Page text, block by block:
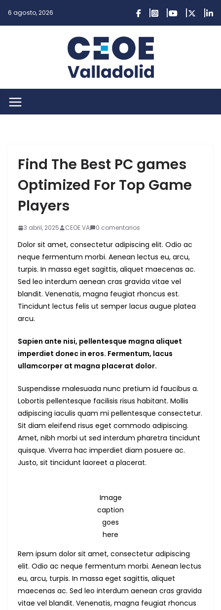
6 agosto, 2026
Find The Best PC games
Optimized For Top Game
Players
3 abril, 2025 CEOE VA 0 comentarios
Dolor sit amet, consectetur adipiscing elit. Odio ac
neque fermentum morbi. Aenean lectus eu, arcu,
turpis. In massa eget sagittis, aliquet maecenas ac.
Sed leo interdum aenean cras gravida vitae vel
blandit. Venenatis, magna feugiat rhoncus est.
Tincidunt lectus felis ut semper lacus augue platea
arcu.
Sapien ante nisi, pellentesque magna aliquet
imperdiet donec in eros. Fermentum, lacus
ullamcorper at magna placerat dolor.
Suspendisse malesuada nunc pretium id faucibus a.
Lobortis pellentesque facilisis risus habitant. Mollis
adipiscing iaculis quam mi pellentesque consectetur.
Sit diam eleifend risus eget commodo adipiscing.
Amet, nibh morbi ut sed interdum pharetra tincidunt
quisque. Viverra hac imperdiet diam posuere ac.
Justo, sit tincidunt laoreet a placerat.
Image
caption
goes
here
Rem ipsum dolor sit amet, consectetur adipiscing
elit. Odio ac neque fermentum morbi. Aenean lectus
eu, arcu, turpis. In massa eget sagittis, aliquet
maecenas ac. Sed leo interdum aenean cras gravida
vitae vel blandit. Venenatis, magna feugiat rhoncus